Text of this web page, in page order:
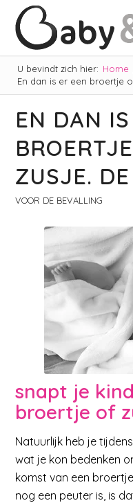
U bevindt zich hier: Home
En dan is er een broertje
EN DAN
ZUSJE.
VOOR DE BEVALLING
snapt je
broertje of
Natuurlijk heb je
wat je kon bedenken
komst van een
nog een peuter is, is